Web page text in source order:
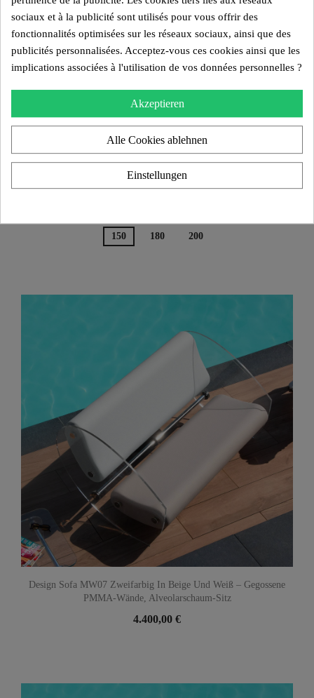
Design Sofa MW06 Zweifarbig In Weiß Und Beige – Gegossene
PMMA-Wände In Bronze, Sitz Aus Offenporigem Schaumstoff
150 180 200
Design Sofa MW07 Zweifarbig In Beige Und Weiß – Gegossene
PMMA-Wände, Alveolarschaum-Sitz
4.400,00 €
sociaux et à la publicité sont utilisés pour vous offrir des
fonctionnalités optimisées sur les réseaux sociaux, ainsi que des
publicités personnalisées. Acceptez-vous ces cookies ainsi que les
implications associées à l'utilisation de vos données personnelles ?
Akzeptieren
Alle Cookies ablehnen
Einstellungen